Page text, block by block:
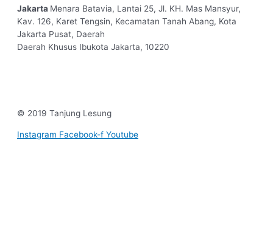
Jakarta Menara Batavia, Lantai 25, Jl. KH. Mas Mansyur,
Kav. 126, Karet Tengsin, Kecamatan Tanah Abang, Kota
Jakarta Pusat, Daerah
Daerah Khusus Ibukota Jakarta, 10220
© 2019 Tanjung Lesung
Instagram Facebook-f Youtube